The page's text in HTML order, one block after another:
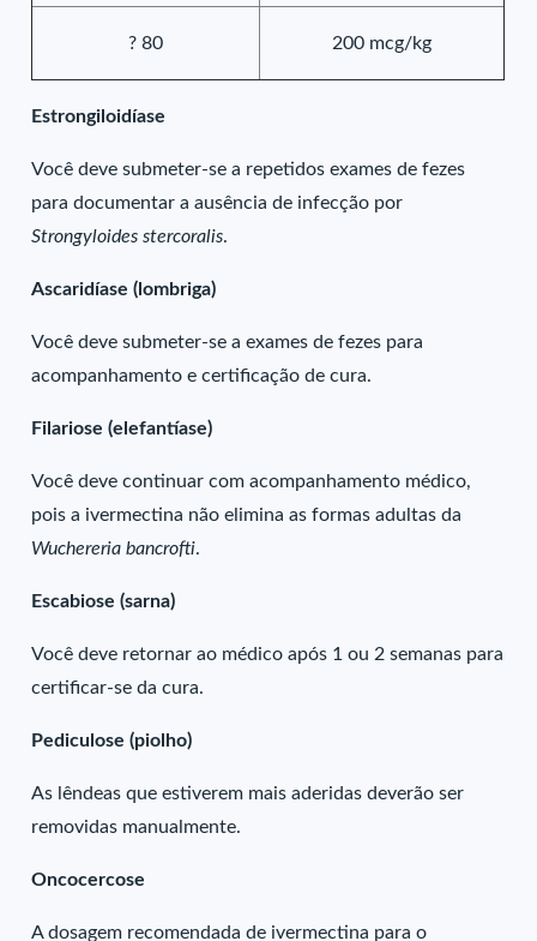
? 80 200 mcg/kg
Estrongiloidíase
Você deve submeter-se a repetidos exames de fezes
para documentar a ausência de infecção por
Strongyloides stercoralis.
Ascaridíase (lombriga)
Você deve submeter-se a exames de fezes para
acompanhamento e certificação de cura.
Filariose (elefantíase)
Você deve continuar com acompanhamento médico,
pois a ivermectina não elimina as formas adultas da
Wuchereria bancrofti.
Escabiose (sarna)
Você deve retornar ao médico após 1 ou 2 semanas para
certificar-se da cura.
Pediculose (piolho)
As lêndeas que estiverem mais aderidas deverão ser
removidas manualmente.
Oncocercose
A dosagem recomendada de ivermectina para o